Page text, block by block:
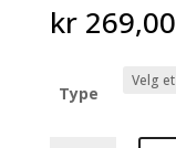
kr269,00
Type